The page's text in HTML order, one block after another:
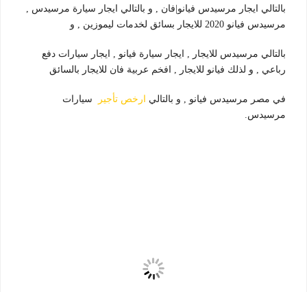
بالتالي ايجار مرسيدس فيانو|فان , و بالتالي ايجار سيارة مرسيدس ,
مرسيدس فيانو 2020 للايجار بسائق لخدمات ليموزين , و
بالتالي مرسيدس للايجار , ايجار سيارة فيانو , ايجار سيارات دفع
رباعي , و لذلك فيانو للايجار , افخم عربية فان للايجار بالسائق
في مصر مرسيدس فيانو , و بالتالي ارخص تأجير
سيارات
مرسيدس.